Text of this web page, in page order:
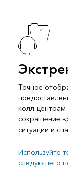
Точное
колл-
сокращение
ситуации и
Используйте
следующего